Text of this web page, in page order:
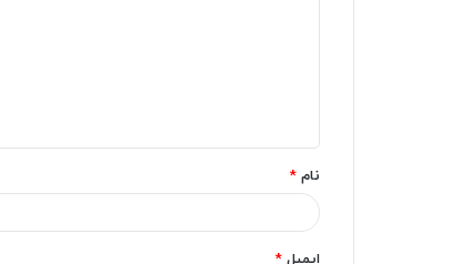
*
نام *
ایمیل *